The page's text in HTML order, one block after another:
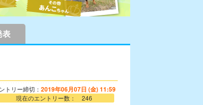
表
トリー締切： 2019年06月07日 (金) 11:59
現在のエントリー数： 246